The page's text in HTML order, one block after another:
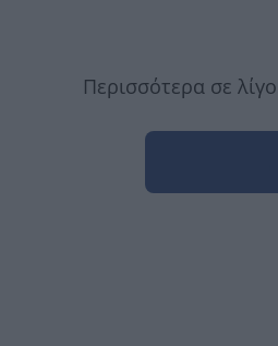
Περισσότερα σε